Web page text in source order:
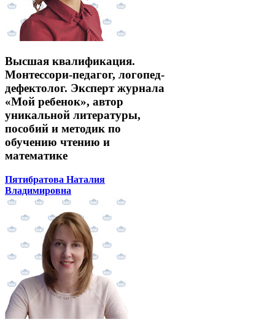
Высшая квалификация.
Монтессори-педагог, логопед-
дефектолог. Эксперт журнала
«Мой ребенок», автор
уникальной литературы,
пособий и методик по
обучению чтению и
математике
Пятибратова Наталия
Владимировна